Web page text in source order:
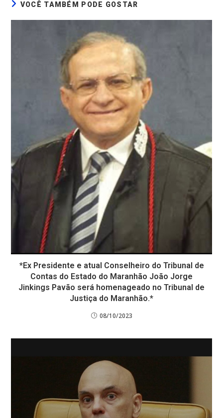
VOCÊ TAMBÉM PODE GOSTAR
*Ex Presidente e atual Conselheiro do Tribunal de
Contas do Estado do Maranhão João Jorge
Jinkings Pavão será homenageado no Tribunal de
Justiça do Maranhão.*
08/10/2023